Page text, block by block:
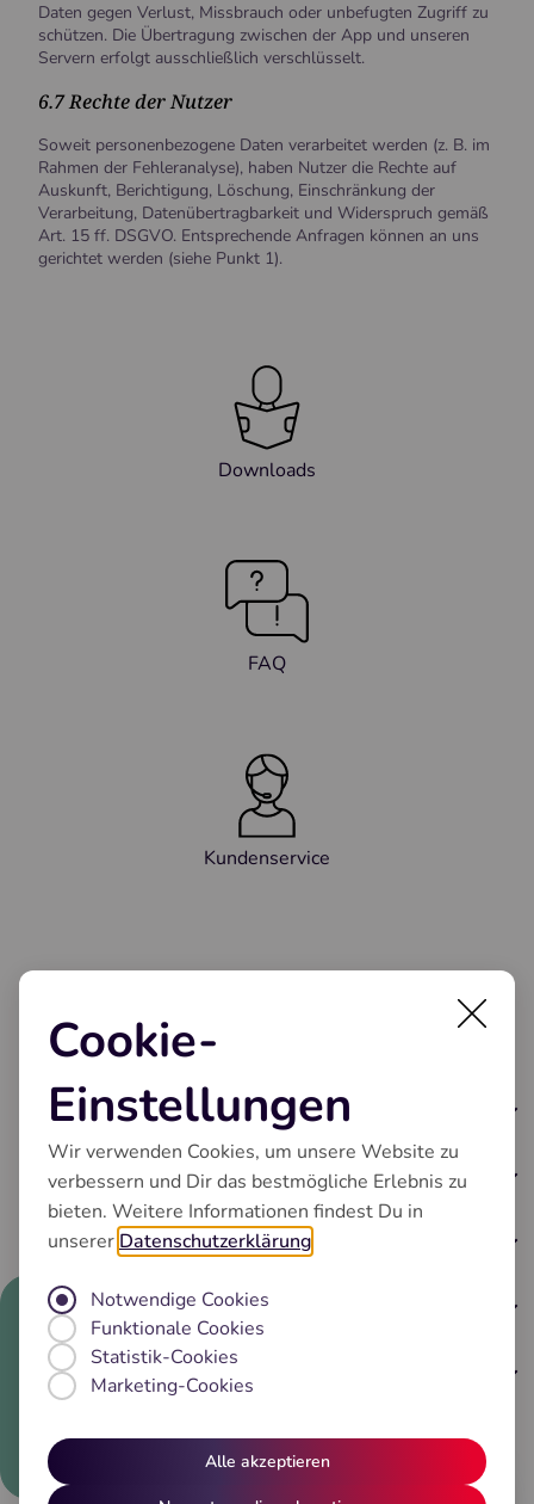
Cookie-
Einstellungen
Wir verwenden Cookies, um unsere Website zu
verbessern und Dir das bestmögliche Erlebnis zu
bieten. Weitere Informationen findest Du in
unsererDatenschutzerklärung
Notwendige Cookies
Funktionale Cookies
Statistik-Cookies
Marketing-Cookies
Alle akzeptieren
Daten gegen Verlust, Missbrauch oder unbefugten Zugriff zu
schützen. Die Übertragung zwischen der App und unseren
Servern erfolgt ausschließlich verschlüsselt.
6.7 Rechte der Nutzer
Soweit personenbezogene Daten verarbeitet werden (z. B. im
Rahmen der Fehleranalyse), haben Nutzer die Rechte auf
Auskunft, Berichtigung, Löschung, Einschränkung der
Verarbeitung, Datenübertragbarkeit und Widerspruch gemäß
Art. 15 ff. DSGVO. Entsprechende Anfragen können an uns
gerichtet werden (siehe Punkt 1).
Downloads
FAQ
Kundenservice
Kaffeeautomaten
Unsere Serien
Modelle vergleichen
Zubehör
Zubehör
NIVONA-Kaffeebohnen
Marke
Philosophie
NIVONA-Standards
Die NIVONA-Historie
Fachhandelsmarke
Nachhaltigkeit
Service
Serviceversprechen
Kontakt
Reparaturanmeldung
FAQ
"Guten Tag! Wie kann ich bei
technischen Fragen mit Ihrem
Kaffeevollautomaten helfen?
technical questions about your
coffee machine?"